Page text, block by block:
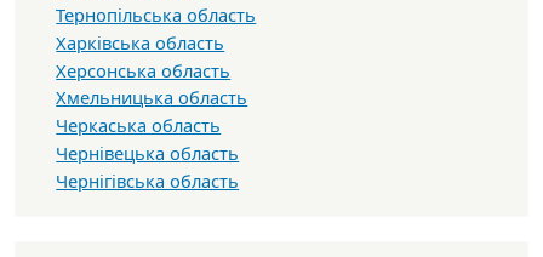
Тернопільська область
Харківська область
Херсонська область
Хмельницька область
Черкаська область
Чернівецька область
Чернігівська область